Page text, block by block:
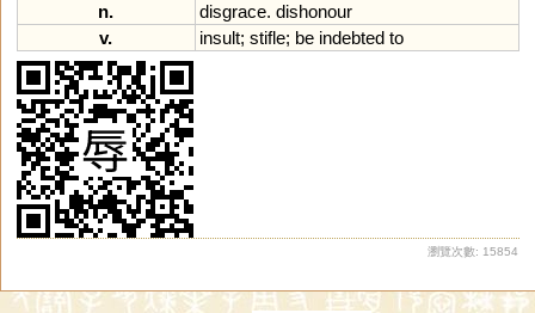
n.
disgrace. dishonour
v.
insult; stifle; be indebted to
瀏覽次數: 15854